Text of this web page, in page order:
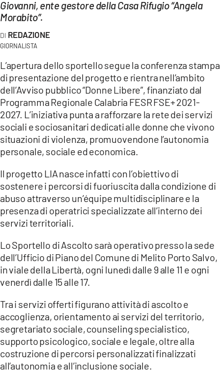
LACPLAY.IT
LACTV.IT
LACITYMAG.IT
ILREGGINO.IT
COSENZACHANNEL.IT
ILVIBONESE.IT
LACAPITALENEWS.IT
App
APPLE
Giovanni, ente gestore della Casa Rifugio “Angela
Morabito”.
REDAZIONE
GIORNALISTA
L’apertura dello sportello segue la conferenza stampa
di presentazione del progetto e rientra nell’ambito
dell’Avviso pubblico “Donne Libere”, finanziato dal
Programma Regionale Calabria FESR FSE+ 2021-
2027. L’iniziativa punta a rafforzare la rete dei servizi
sociali e sociosanitari dedicati alle donne che vivono
situazioni di violenza, promuovendone l’autonomia
personale, sociale ed economica.
Il progetto LIA nasce infatti con l’obiettivo di
sostenere i percorsi di fuoriuscita dalla condizione di
abuso attraverso un’équipe multidisciplinare e la
presenza di operatrici specializzate all’interno dei
servizi territoriali.
Lo Sportello di Ascolto sarà operativo presso la sede
dell’Ufficio di Piano del Comune di Melito Porto Salvo,
in viale della Libertà, ogni lunedì dalle 9 alle 11 e ogni
venerdì dalle 15 alle 17.
Tra i servizi offerti figurano attività di ascolto e
accoglienza, orientamento ai servizi del territorio,
segretariato sociale, counseling specialistico,
supporto psicologico, sociale e legale, oltre alla
costruzione di percorsi personalizzati finalizzati
all’autonomia e all’inclusione sociale.